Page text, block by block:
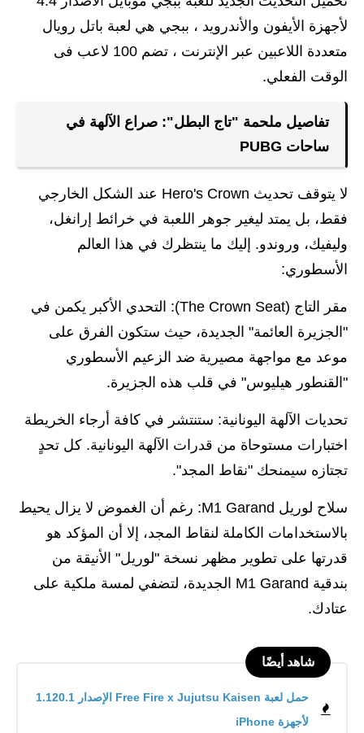
لأجهزة الأيفون والأندرويد ، ببجي هي لعبة باتل رويال
متعددة اللاعبين عبر الإنترنت ، تضم 100 لاعب فى
الوقت الفعلي.
تفاصيل ملحمة "تاج البطل": صراع الآلهة في
ساحات PUBG
لا يتوقف تحديث Hero's Crown عند الشكل الخارجي
فقط، بل يمتد ليغير جوهر اللعبة في خرائط إرانغل،
وليفيك، وروندو. إليك ما ينتظرك في هذا العالم
الأسطوري:
مقر التاج (The Crown Seat): التحدي الأكبر يكمن في
"الجزيرة العائمة" الجديدة، حيث ستكون الفرق على
موعد مع مواجهة مصيرية ضد الزعيم الأسطوري
"القنطور هيليوس" في قلب هذه الجزيرة.
تحديات الآلهة اليونانية: ستنتشر في كافة أرجاء الخريطة
اختبارات مستوحاة من قدرات الآلهة اليونانية. كل تحدٍ
تجتازه سيمنحك "نقاط المجد".
سلاح لوريل M1 Garand: رغم أن الغموض لا يزال يحيط
بالاستخدامات الكاملة لنقاط المجد، إلا أن المؤكد هو
قدرتها على تطوير مظهر نسخة "لوريل" الأنيقة من
بندقية M1 Garand الجديدة، لتضفي لمسة ملكية على
عتادك.
شاهد أيضًا
حمل لعبة Free Fire x Jujutsu Kaisen الإصدار 1.120.1
لأجهزة iPhone